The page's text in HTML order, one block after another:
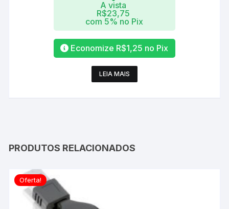
A vista
R$23,75
com 5% no Pix
Economize R$1,25 no Pix
LEIA MAIS
PRODUTOS RELACIONADOS
Oferta!